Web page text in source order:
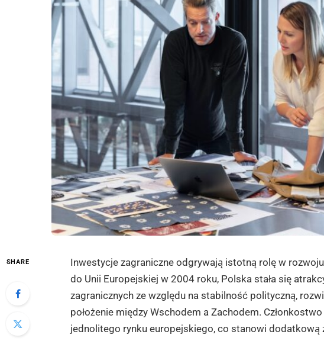
SHARE
Inwestycje zagraniczne odgrywają istotną rolę w
do Unii Europejskiej w 2004 roku, Polska stała się
zagranicznych ze względu na stabilność polityczną,
położenie między Wschodem a Zachodem.
jednolitego rynku europejskiego, co stanowi dodatkową